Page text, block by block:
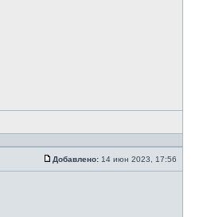
Добавлено: 14 июн 2023, 17:56